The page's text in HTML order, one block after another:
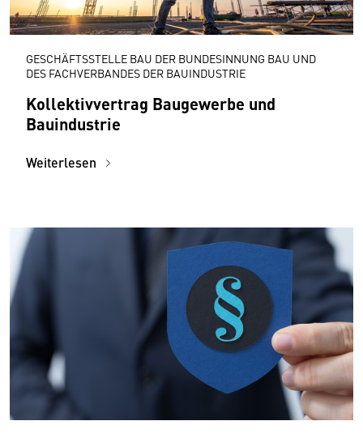
GESCHÄFTSSTELLE BAU DER BUNDESINNUNG BAU UND
DES FACHVERBANDES DER BAUINDUSTRIE
Kollektivvertrag Baugewerbe und
Bauindustrie
Weiterlesen